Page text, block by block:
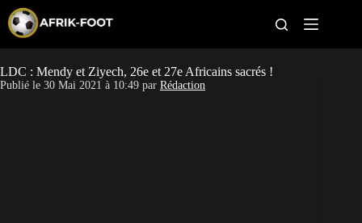
p
t
o
c
CAN féminine
LDC : Mendy et Ziyech, 26e et 27e Africains sacrés !
Publié le 30 Mai 2021 à 10:49 par Rédaction